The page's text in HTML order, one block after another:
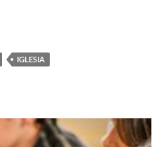
Encontrar a una Buena
IGLESIA